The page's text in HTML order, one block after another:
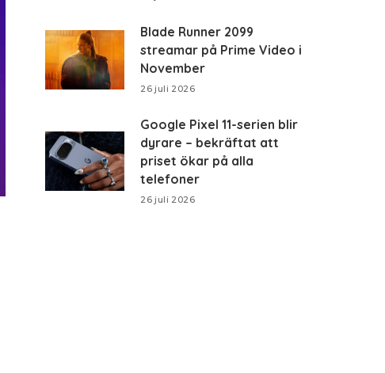
Blade Runner 2099
streamar på Prime Video i
November
26 juli 2026
Google Pixel 11-serien blir
dyrare – bekräftat att
priset ökar på alla
telefoner
26 juli 2026